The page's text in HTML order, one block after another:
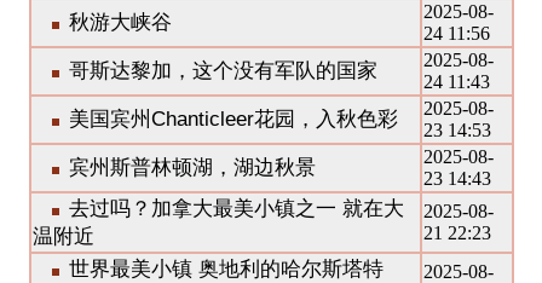
秋游大峡谷
2025-08-
24 11:56
哥斯达黎加，这个没有军队的国家
2025-08-
24 11:43
美国宾州Chanticleer花园，入秋色彩
2025-08-
23 14:53
宾州斯普林顿湖，湖边秋景
2025-08-
23 14:43
去过吗？加拿大最美小镇之一 就在大
温附近
2025-08-
21 22:23
世界最美小镇 奥地利的哈尔斯塔特
2025-08-